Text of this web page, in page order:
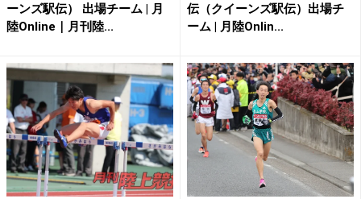
ーンズ駅伝） 出場チーム | 月
陸Online｜月刊陸...
伝（クイーンズ駅伝）出場チ
ーム | 月陸Onlin...